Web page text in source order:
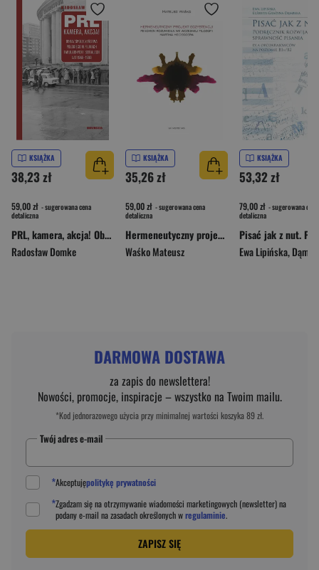
KSIĄŻKA
38,23 zł
59,00 zł - sugerowana cena
detaliczna
PRL, kamera, akcja! Obraz społeczeństwa polskiego w filmach fabularnych i serialach lat 1968-1990
Radosław Domke
KSIĄŻKA
35,26 zł
59,00 zł - sugerowana cena
detaliczna
Hermeneutyczny projekt egzystencji Femen rozumienia we wczesnej filozofii Martina Heideggera
Waśko Mateusz
KSIĄŻKA
53,32 zł
79,00 zł - sugerowana cena
detaliczna
Ewa Lipińska,Dąmbska
DARMOWA DOSTAWA
za zapis do newslettera!
Nowości, promocje, inspiracje – wszystko na Twoim mailu.
*Kod jednorazowego użycia przy minimalnej wartości koszyka 89 zł.
Twój adres e-mail
*Akceptujępolitykę prywatności
*Zgadzam się na otrzymywanie wiadomości marketingowych (newsletter) na
podanye-mail na zasadach określonych wregulaminie.
ZAPISZ SIĘ